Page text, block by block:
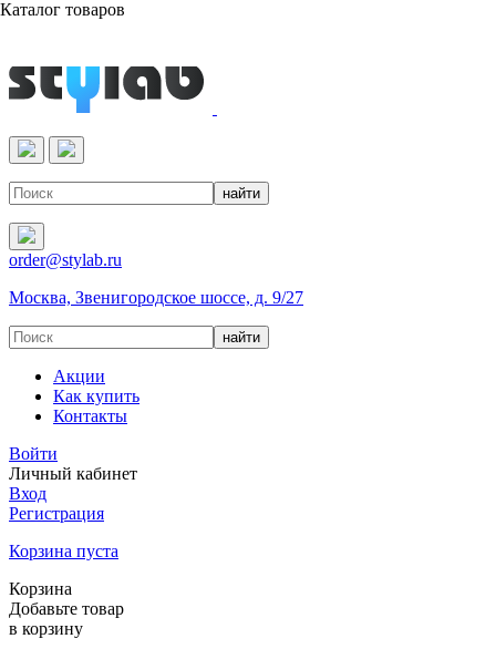
Реактивы & Оборудование
order@stylab.ru
Москва, Звенигородское шоссе, д. 9/27
Акции
Как купить
Контакты
Войти
Личный кабинет
Вход
Регистрация
Корзина пуста
Корзина
Добавьте товар
в корзину
Каталог товаров